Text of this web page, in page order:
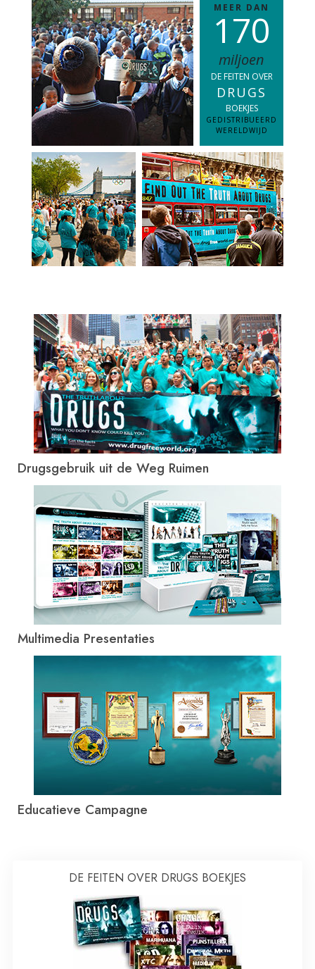
MEER DAN
170
miljoen
DE FEITEN OVER
DRUGS
BOEKJES
GEDISTRIBUEERD
WERELDWIJD
Drugsgebruik uit de Weg Ruimen
Multimedia Presentaties
Educatieve Campagne
DE FEITEN OVER DRUGS BOEKJES